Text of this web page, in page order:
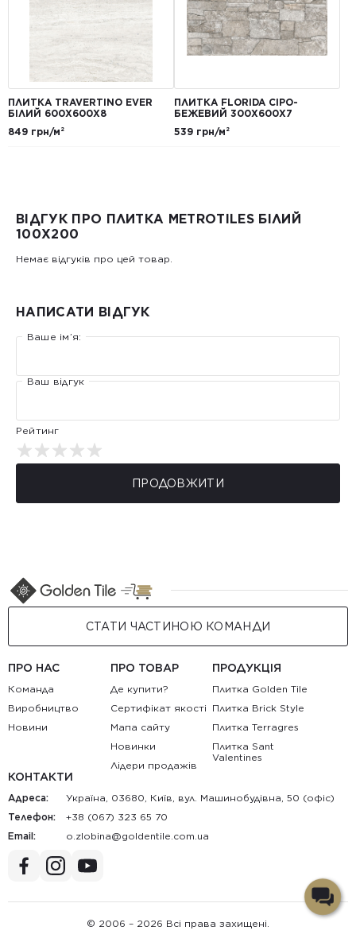
ПЛИТКА TRAVERTINO EVER
БІЛИЙ 600Х600Х8
849 грн/м²
ПЛИТКА FLORIDA СІРО-
БЕЖЕВИЙ 300Х600Х7
539 грн/м²
ВІДГУК ПРО ПЛИТКА METROTILES БІЛИЙ
100X200
Немає відгуків про цей товар.
НАПИСАТИ ВІДГУК
Ваше ім’я:
Ваш відгук
Рейтинг
ПРОДОВЖИТИ
СТАТИ ЧАСТИНОЮ КОМАНДИ
ПРО НАС
Команда
Виробництво
Новини
ПРО ТОВАР
Де купити?
Сертифікат якості
Мапа сайту
Новинки
Лідери продажів
ПРОДУКЦІЯ
Плитка Golden Tile
Плитка Brick Style
Плитка Terragres
Плитка Sant
Valentines
КОНТАКТИ
Адреса:
Україна, 03680, Київ, вул. Машинобудівна, 50 (офіс)
Телефон:
+38 (067) 323 65 70
Email:
au.moc.elitnedlog@anibolz.o
© 2006 – 2026 Всі права захищені.